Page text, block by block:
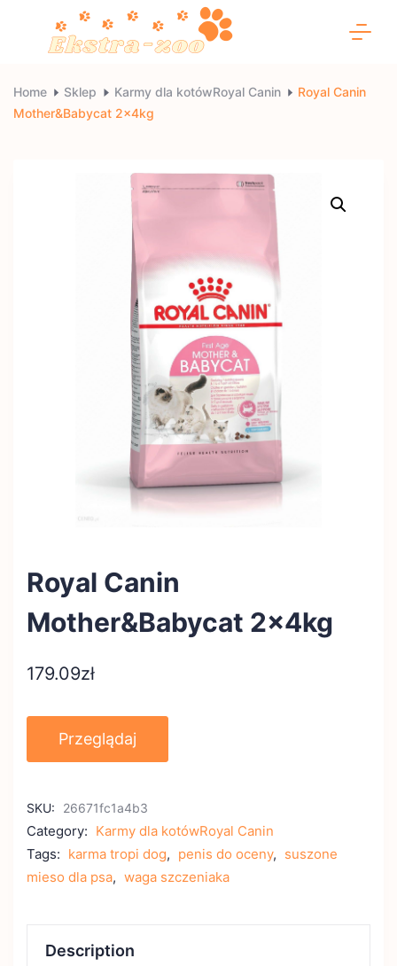
Ekstra-
zoo
Home Sklep Karmy dla kotówRoyal Canin
Royal Canin
Mother&Babycat 2x4kg
Royal Canin
Mother&Babycat 2x4kg
179.09zł
Przeglądaj
SKU: 26671fc1a4b3
Category: Karmy dla kotówRoyal Canin
Tags: karma tropi dog, penis do oceny, suszone
mieso dla psa, waga szczeniaka
Description